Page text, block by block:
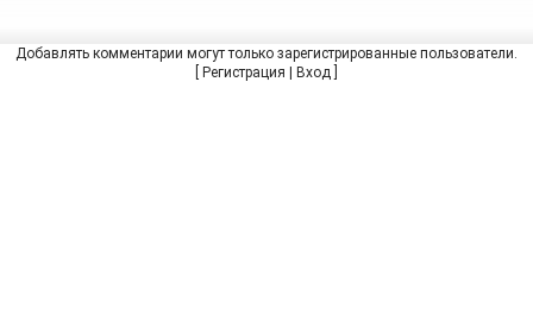
Добавлять комментарии могут только зарегистрированные пользователи.
Регистрация | Вход